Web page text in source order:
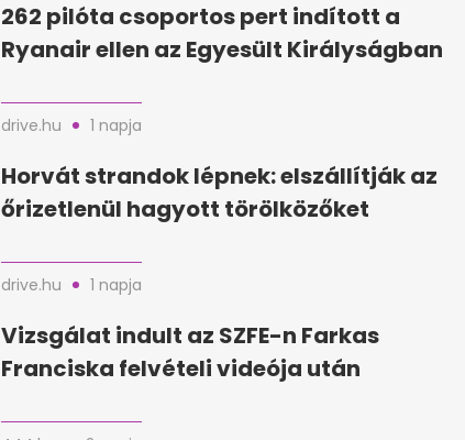
262 pilóta csoportos pert indított a
Ryanair ellen az Egyesült Királyságban
drive.hu 1 napja
Horvát strandok lépnek: elszállítják az
őrizetlenül hagyott törölközőket
drive.hu 1 napja
Vizsgálat indult az SZFE-n Farkas
Franciska felvételi videója után